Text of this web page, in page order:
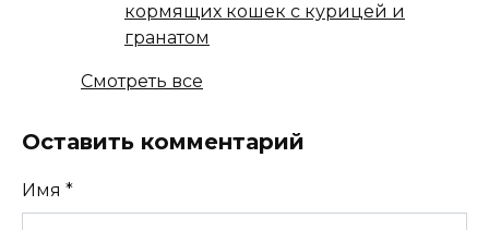
кормящих кошек с курицей и
гранатом
Смотреть все
Оставить комментарий
Имя *